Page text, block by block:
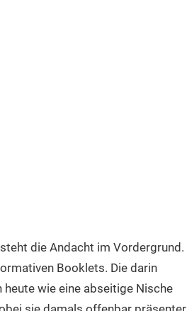
die Andacht im Vordergrund.
Booklets. Die darin
wie eine abseitige Nische